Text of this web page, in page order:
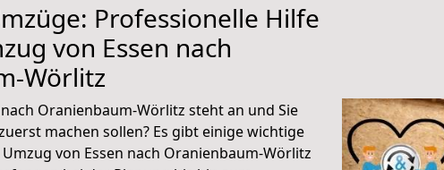
Professionelle Hilfe
von Essen nach
Wörlitz
Oranienbaum-Wörlitz steht an und Sie
machen sollen? Es gibt einige wichtige
von Essen nach Oranienbaum-Wörlitz